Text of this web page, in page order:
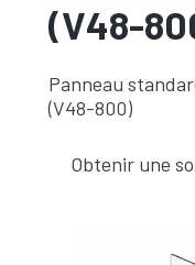
(V48-
Panneau
(V48-800)
Obtenir une